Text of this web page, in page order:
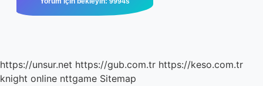
https://unsur.net https://gub.com.tr https://keso.com.tr
knight online nttgame Sitemap